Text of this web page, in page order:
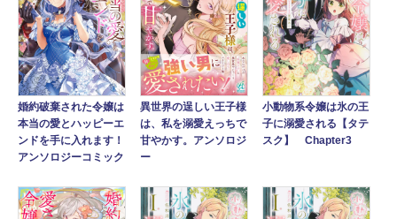
婚約破棄された令嬢は
本当の愛とハッピーエ
ンドを手に入れます！
アンソロジーコミック
異世界の逞しい王子様
は、私を溺愛えっちで
甘やかす。アンソロジ
ー
小動物系令嬢は氷の王
子に溺愛される【タテ
スク】 Chapter3